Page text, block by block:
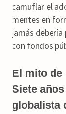
camuflar el
mentes en
jamás
con fondos
El mito de
Siete
globalista